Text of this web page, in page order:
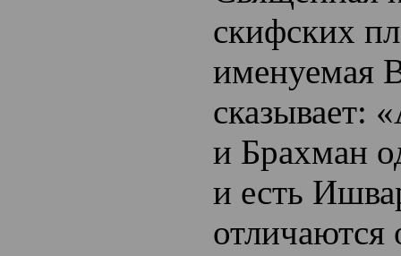
скифских
именуемая
сказывает:
и Брахман
и есть
отличаются